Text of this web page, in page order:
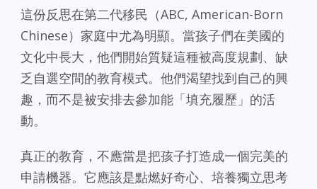
這份反思在第二代移民（ABC, American-Born
Chinese）家庭中尤為明顯。當孩子們在美國的
文化中長大，他們開始質疑這種被高度規劃、缺
乏自選空間的教育模式。他們渴望找到自己的興
趣，而不是被安排去參加能「填充履歷」的活
動。
真正的教育，不應當是把孩子打造成一個完美的
申請機器。它應該是點燃好奇心、培養獨立思考